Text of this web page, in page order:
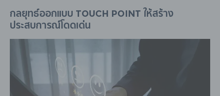
กลยุทธ์ออกแบบ Touch Point ให้สร้าง
ประสบการณ์โดดเด่น